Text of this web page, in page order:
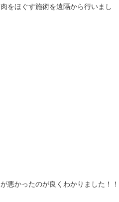
をほぐす施術を遠隔から行いまし
悪かったのが良くわかりました！！